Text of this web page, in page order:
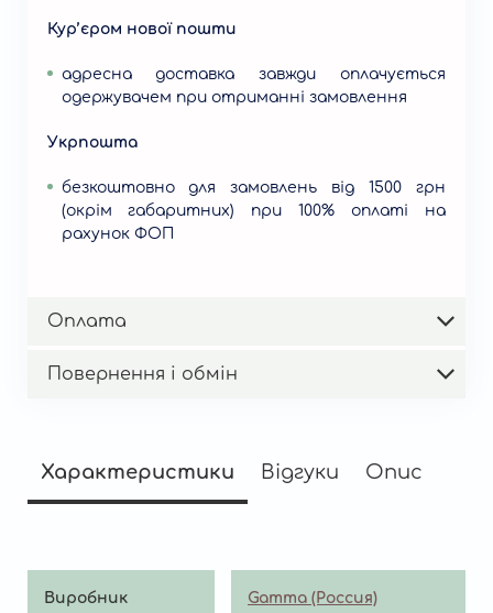
Кур’єром нової пошти
адресна доставка завжди оплачується
одержувачем при отриманні замовлення
Укрпошта
безкоштовно для замовлень від 1500 грн
(окрім габаритних) при 100% оплаті на
рахунок ФОП
Оплата
Повернення і обмін
Характеристики Відгуки Опис
Виробник Gamma (Россия)